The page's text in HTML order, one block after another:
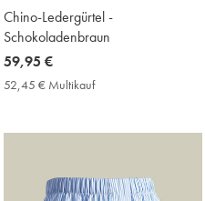
Chino-Ledergürtel -
Schokoladenbraun
now
59,95
59,95 €
52,45 € Multikauf52,45
Price